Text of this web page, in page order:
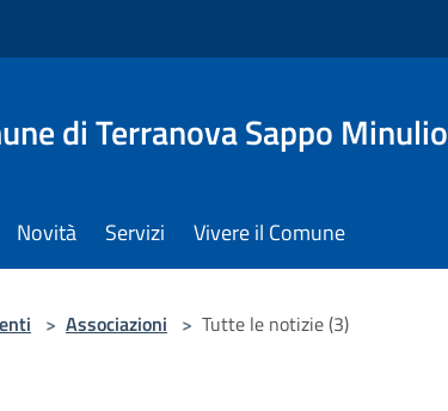
di Terranova Sappo Minulio
Novità Servizi Vivere il Comune
> Associazioni > Tutte le notizie (3)